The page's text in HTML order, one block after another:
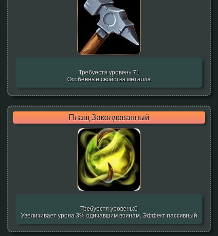
Требуестя уровень:71
Особенные свойства металла
Плащ Заколдованный
Требуестя уровень:0
Увеличивает урона 3% одичавшим воинам. Эффект пассивный